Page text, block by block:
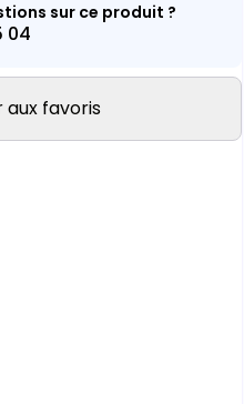
sur ce produit ?
04
aux favoris